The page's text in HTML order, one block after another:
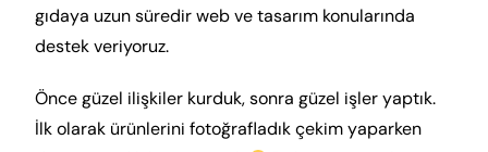
Projeler
gıdaya uzun süredir web ve tasarım konularında
destek veriyoruz.
Önce güzel ilişkiler kurduk, sonra güzel işler yaptık.
İlk olarak ürünlerini fotoğrafladık çekim yaparken